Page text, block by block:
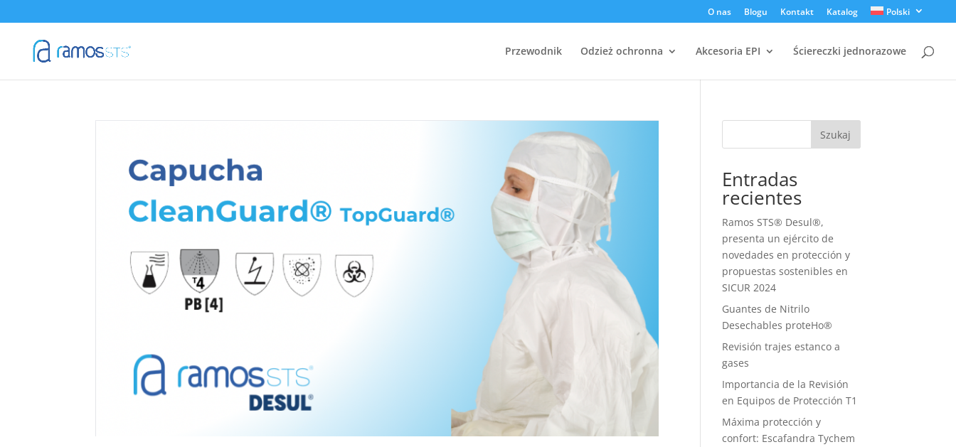
O nas Blogu Kontakt Katalog Polski
Przewodnik Odzież ochronna Akcesoria EPI Ściereczki jednorazowe
Szukaj
Entradas
recientes
Ramos STS® Desul®,
presenta un ejército de
novedades en protección y
propuestas sostenibles en
SICUR 2024
Guantes de Nitrilo
Desechables proteHo®
Revisión trajes estanco a
gases
Importancia de la Revisión
en Equipos de Protección T1
Máxima protección y
confort: Escafandra Tychem